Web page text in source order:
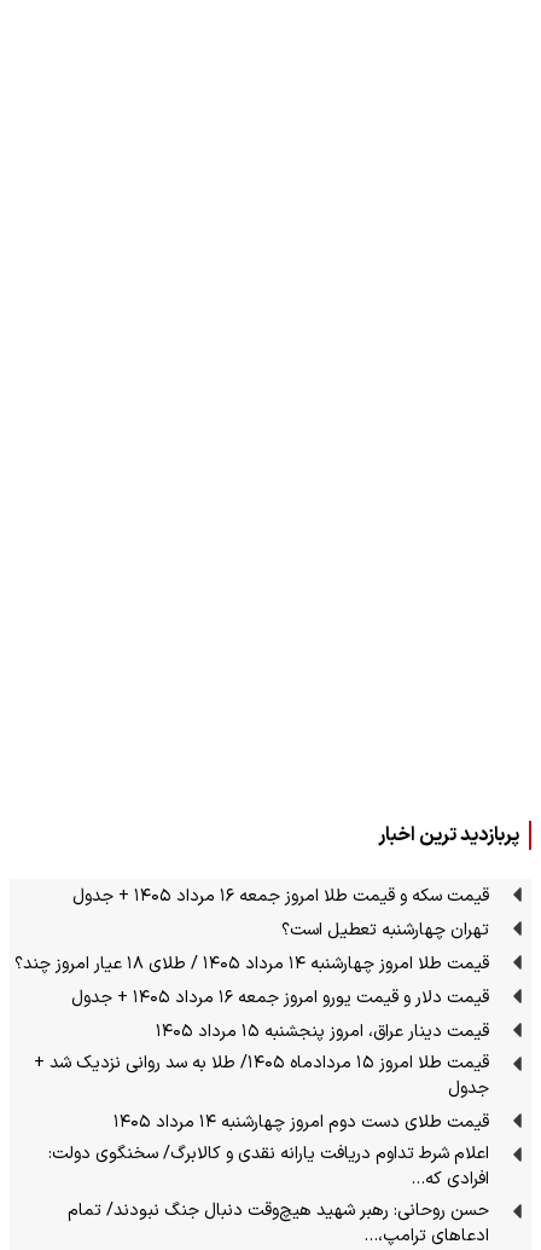
پربازدید ترین اخبار
قیمت سکه و قیمت طلا امروز جمعه ۱۶ مرداد ۱۴۰۵ + جدول
تهران چهارشنبه تعطیل است؟
قیمت طلا امروز چهارشنبه ۱۴ مرداد ۱۴۰۵ / طلای ۱۸ عیار امروز چند؟
قیمت دلار و قیمت یورو امروز جمعه ۱۶ مرداد ۱۴۰۵ + جدول
قیمت دینار عراق، امروز پنجشنبه ۱۵ مرداد ۱۴۰۵
قیمت طلا امروز ۱۵ مردادماه ۱۴۰۵/ طلا به سد روانی نزدیک شد +
جدول
قیمت طلای دست دوم امروز چهارشنبه ۱۴ مرداد ۱۴۰۵
اعلام شرط تداوم دریافت یارانه نقدی و کالابرگ/ سخنگوی دولت:
افرادی که…
حسن روحانی: رهبر شهید هیچ‌وقت دنبال جنگ نبودند/ تمام
ادعاهای ترامپ،…